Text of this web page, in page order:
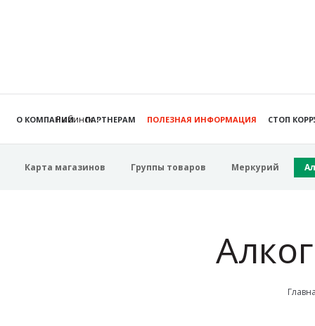
Рыбинск
О КОМПАНИИ ПАРТНЕРАМ ПОЛЕЗНАЯ ИНФОРМАЦИЯ СТОП
Карта магазинов Группы товаров Меркурий